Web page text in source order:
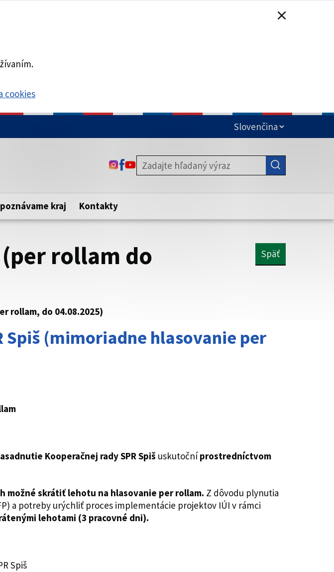
cookies
Táto stránka je zabezpečená
zabezpečenú webovú stránku. Zabezpečená stránka vždy začína
https:// pred názvom domény webového sídla.
ODKAZ SA OTVORÍ NA NOVEJ KARTE
ODKAZ SA OTVORÍ NA NOVEJ KARTE
ODKAZ SA OTVORÍ NA NOVEJ KARTE
kraj Kontakty
(per rollam do
Späť
rollam, do 04.08.2025)
Spiš (mimoriadne hlasovanie per
Kooperačnej rady SPR Spiš uskutočníprostredníctvom
možné skrátiť lehotu na hlasovanie per rollam. Z dôvodu plynutia
a potreby urýchliť proces implementácie projektov IÚI v rámci
lehotami (3 pracovné dni).
Spiš